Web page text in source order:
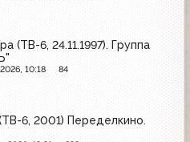
(ТВ-6, 24.11.1997). Группа
10:18 84
6, 2001) Переделкино.